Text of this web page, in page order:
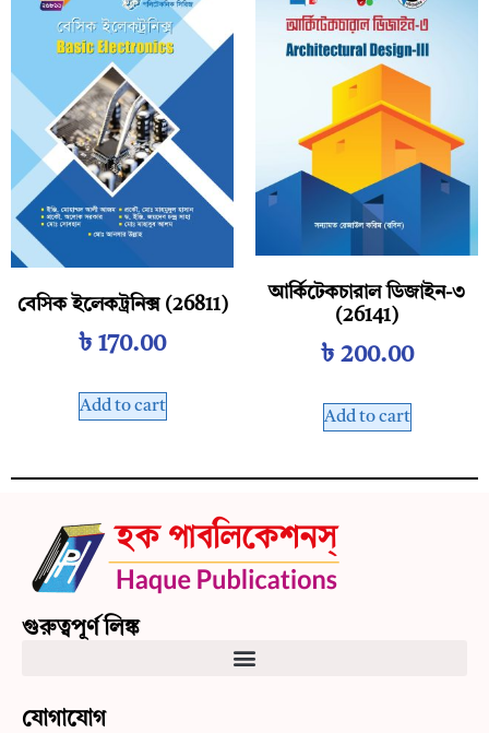
বেসিক ইলেকট্রনিক্স (26811)
৳ 170.00
Add to cart
আর্কিটেকচারাল ডিজাইন-৩
(26141)
৳ 200.00
Add to cart
গুরুত্বপূর্ণ লিঙ্ক
যোগাযোগ